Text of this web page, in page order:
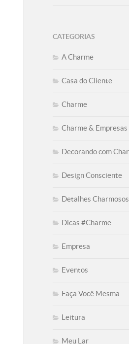
CATEGORIAS
A Charme
Casa do Cliente
Charme
Charme & Empresas
Decorando com
Design Consciente
Detalhes Charmosos
Dicas #Charme
Empresa
Eventos
Faça Você Mesma
Leitura
Meu Lar